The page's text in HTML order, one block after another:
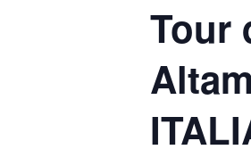
Tour